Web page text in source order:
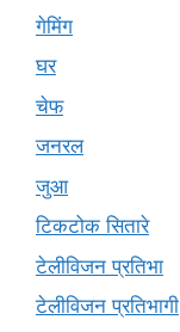
गेमिंग
घर
चेफ
जनरल
जुआ
टिकटोक सितारे
टेलीविजन प्रतिभा
टेलीविजन प्रतिभागी